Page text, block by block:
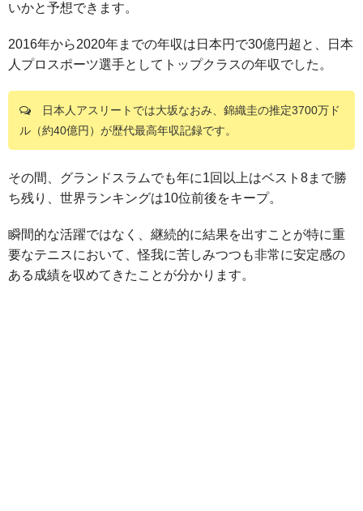
いかと予想できます。
2016年から2020年までの年収は日本円で30億円超と、日本
人プロスポーツ選手としてトップクラスの年収でした。
日本人アスリートでは大坂なおみ、錦織圭の推定3700万ド
ル（約40億円）が歴代最高年収記録です。
その間、グランドスラムでも年に1回以上はベスト8まで勝
ち残り、世界ランキングは10位前後をキープ。
瞬間的な活躍ではなく、継続的に結果を出すことが特に重
要なテニスにおいて、怪我に苦しみつつも非常に安定感の
ある成績を収めてきたことが分かります。